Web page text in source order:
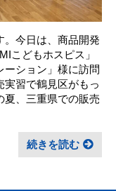
。今日は、商品開発
こどもホスピス」
ーション」様に訪問
実習で鶴見区がもっ
夏、三重県での販売
続きを読む